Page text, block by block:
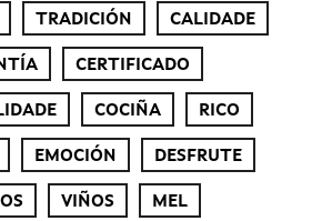
TRADICIÓN CALIDADE
CERTIFICADO
COCIÑA RICO
EMOCIÓN DESFRUTE
VIÑOS MEL